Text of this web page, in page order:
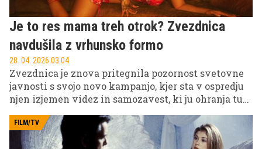
Je to res mama treh otrok? Zvezdnica
navdušila z vrhunsko formo
28. 04. 2026 03.04
Zvezdnica je znova pritegnila pozornost svetovne
javnosti s svojo novo kampanjo, kjer sta v ospredju
njen izjemen videz in samozavest, ki ju ohranja tudi
po materinstvu.
FILM/TV